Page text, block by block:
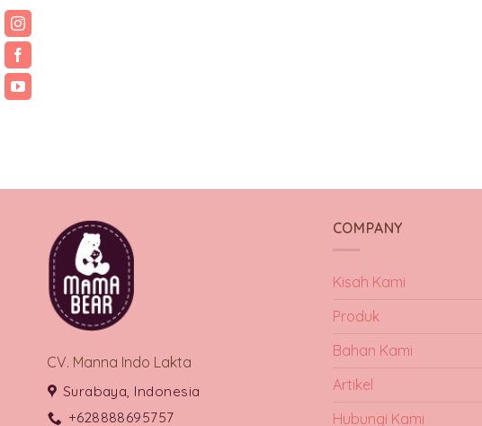
CV. Manna Indo Lakta
Surabaya, Indonesia
+628888695757
COMPANY
Kisah Kami
Produk
Bahan Kami
Artikel
Hubungi Kami